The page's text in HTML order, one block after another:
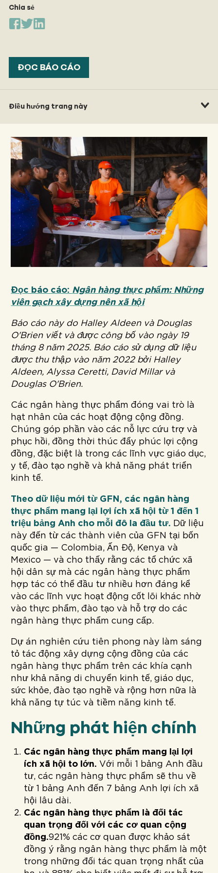
Điều hướng trang này
Chia sẻ
ĐỌC BÁO CÁO
Đọc báo cáo: Ngân hàng thực phẩm: Những
viên gạch xây dựng nên xã hội
Báo cáo này do Halley Aldeen và Douglas
O'Brien viết và được công bố vào ngày 19
tháng 8 năm 2025. Báo cáo sử dụng dữ liệu
được thu thập vào năm 2022 bởi Halley
Aldeen, Alyssa Ceretti, David Millar và
Douglas O'Brien.
Các ngân hàng thực phẩm đóng vai trò là
hạt nhân của các hoạt động cộng đồng.
Chúng góp phần vào các nỗ lực cứu trợ và
phục hồi, đồng thời thúc đẩy phúc lợi cộng
đồng, đặc biệt là trong các lĩnh vực giáo dục,
y tế, đào tạo nghề và khả năng phát triển
kinh tế.
Theo dữ liệu mới từ GFN, các ngân hàng
thực phẩm mang lại lợi ích xã hội từ 1 đến 1
triệu bảng Anh cho mỗi đô la đầu tư. Dữ liệu
này đến từ các thành viên của GFN tại bốn
quốc gia — Colombia, Ấn Độ, Kenya và
Mexico — và cho thấy rằng các tổ chức xã
hội dân sự mà các ngân hàng thực phẩm
hợp tác có thể đầu tư nhiều hơn đáng kể
vào các lĩnh vực hoạt động cốt lõi khác nhờ
vào thực phẩm, đào tạo và hỗ trợ do các
ngân hàng thực phẩm cung cấp.
Dự án nghiên cứu tiên phong này làm sáng
tỏ tác động xây dựng cộng đồng của các
ngân hàng thực phẩm trên các khía cạnh
như khả năng di chuyển kinh tế, giáo dục,
sức khỏe, đào tạo nghề và rộng hơn nữa là
khả năng tự túc và tiềm năng kinh tế.
Những phát hiện chính
Các ngân hàng thực phẩm mang lại lợi
ích xã hội to lớn. Với mỗi 1 bảng Anh đầu
tư, các ngân hàng thực phẩm sẽ thu về
từ 1 bảng Anh đến 7 bảng Anh lợi ích xã
hội lâu dài.
Các ngân hàng thực phẩm là đối tác
quan trọng đối với các cơ quan cộng
đồng.921% các cơ quan được khảo sát
đồng ý rằng ngân hàng thực phẩm là một
trong những đối tác quan trọng nhất của